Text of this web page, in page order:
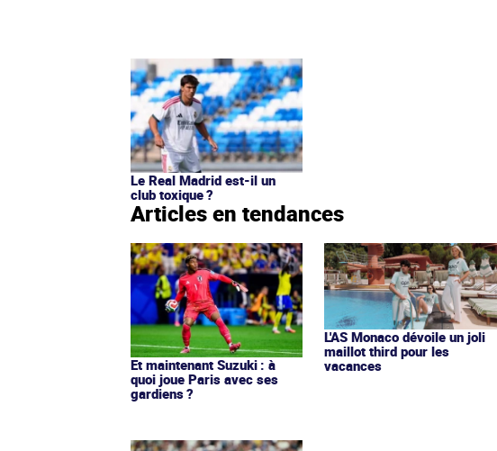
Le Real Madrid est-il un
club toxique ?
Articles en tendances
Et maintenant Suzuki : à
quoi joue Paris avec ses
gardiens ?
L'AS Monaco dévoile un joli
maillot third pour les
vacances